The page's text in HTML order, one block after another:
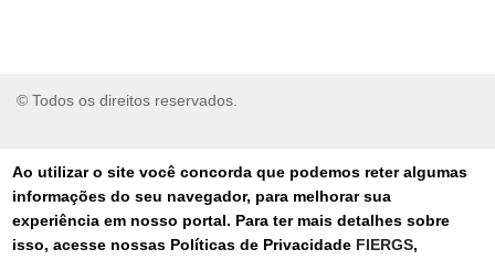
Ao utilizar o site você concorda que podemos reter algumas
informações do seu navegador, para melhorar sua
experiência em nosso portal. Para ter mais detalhes sobre
isso, acesse nossas Políticas de Privacidade FIERGS,
© Todos os direitos reservados.
AUTO-ATENDIMENTO